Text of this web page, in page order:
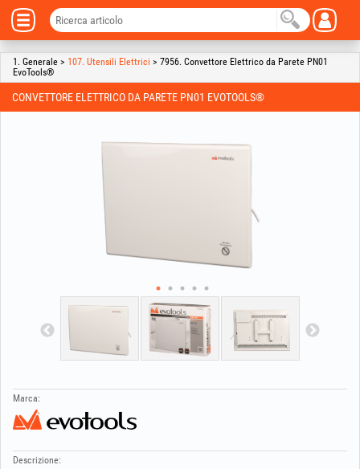
1. Generale > 107. Utensili Elettrici > 7956. Convettore Elettrico da Parete PN01
EvoTools®
CONVETTORE ELETTRICO DA PARETE PN01 EVOTOOLS®
Marca:
Descrizione: